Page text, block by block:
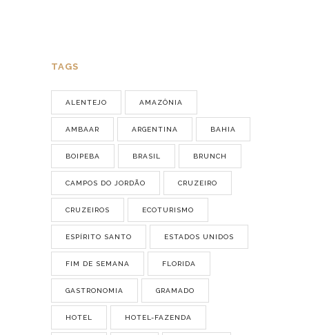
TAGS
ALENTEJO AMAZÔNIA
AMBAAR ARGENTINA BAHIA
BOIPEBA BRASIL BRUNCH
CAMPOS DO JORDÃO CRUZEIRO
CRUZEIROS ECOTURISMO
ESPÍRITO SANTO ESTADOS UNIDOS
FIM DE SEMANA FLORIDA
GASTRONOMIA GRAMADO
HOTEL HOTEL-FAZENDA